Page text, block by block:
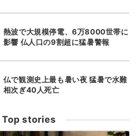
熱波で大規模停電、6万8000世帯に
影響 仏人口の9割超に猛暑警報
仏で観測史上最も暑い夜 猛暑で水難
相次ぎ40人死亡
Top stories